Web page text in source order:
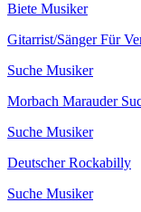
Biete Musiker
Gitarrist/Sänger Für
Suche Musiker
Morbach Marauder
Suche Musiker
Deutscher Rockabilly
Suche Musiker